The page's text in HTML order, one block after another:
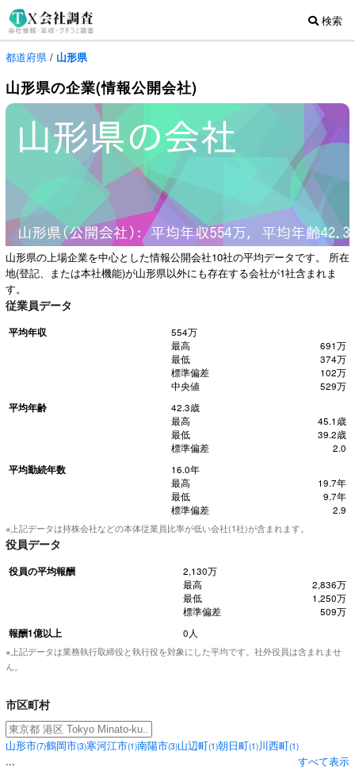
検索
都道府県 / 山形県
山形県の企業(情報公開会社)
山形県の上場企業を中心とした情報公開会社10社の平均データです。 所在
地(登記、または本社機能)が山形県以外にも存在する会社が1社含まれま
す。
従業員データ
平均年収
554万
最高
691万
最低
374万
標準偏差
102万
中央値
529万
平均年齢
42.3歳
最高
45.1歳
最低
39.2歳
標準偏差
2.0
平均勤続年数
16.0年
最高
19.7年
最低
9.7年
標準偏差
2.9
※上記データは持株会社などの本体従業員比率が低い会社(1社)が含まれます。
役員データ
役員の平均報酬
2,130万
最高
2,836万
最低
1,250万
標準偏差
509万
報酬1億以上
0人
※上記データは業務執行取締役と執行役を対象にした平均です。社外役員は含まれませ
ん。
市区町村
山形市(7)鶴岡市(3)寒河江市(1)南陽市(3)山辺町(1)朝日町(1)川西町(1)
... すべて表示